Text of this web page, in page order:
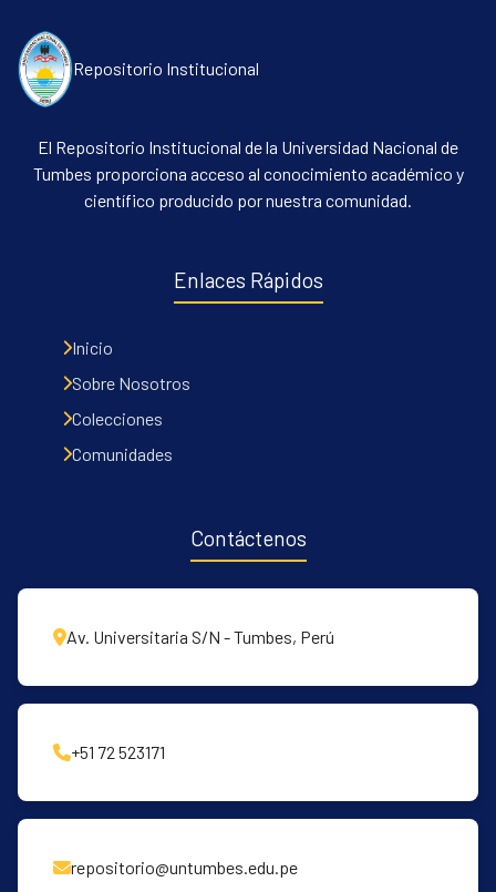
Communities & Collections
All of DSpace
Repositorio Institucional
El Repositorio Institucional de la Universidad Nacional de
Tumbes proporciona acceso al conocimiento académico y
científico producido por nuestra comunidad.
Enlaces Rápidos
Inicio
Sobre Nosotros
Colecciones
Comunidades
Contáctenos
Av. Universitaria S/N - Tumbes, Perú
+51 72 523171
repositorio@untumbes.edu.pe